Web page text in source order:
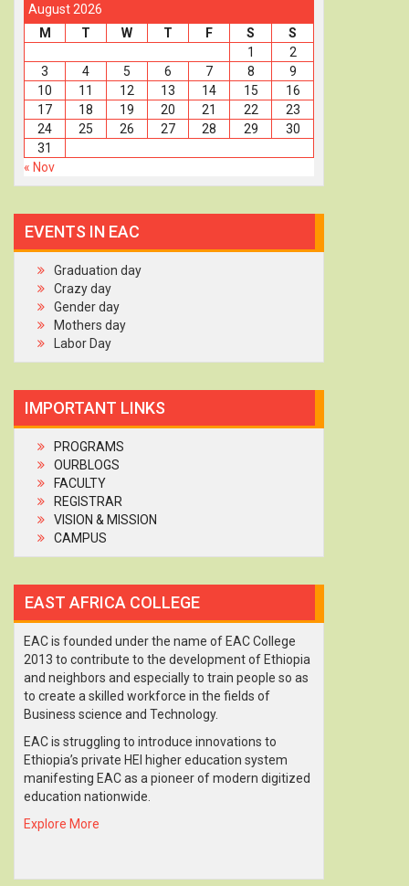
August 2026
M
T W T F S
S
1
2
3
4 5 6 7 8
9
10
11 12 13 14 15
16
17
18 19 20 21 22
23
24
25 26 27 28 29
30
31
« Nov
EVENTS IN EAC
Graduation day
Crazy day
Gender day
Mothers day
Labor Day
IMPORTANT LINKS
PROGRAMS
OURBLOGS
FACULTY
REGISTRAR
VISION & MISSION
CAMPUS
EAST AFRICA COLLEGE
EAC is founded under the name of EAC College
2013 to contribute to the development of Ethiopia
and neighbors and especially to train people so as
to create a skilled workforce in the fields of
Business science and Technology.
EAC is struggling to introduce innovations to
Ethiopia’s private HEI higher education system
manifesting EAC as a pioneer of modern digitized
education nationwide.
Explore More